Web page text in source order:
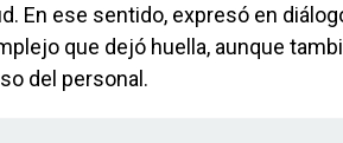
En ese sentido, expresó en
que dejó huella, aunque
del personal.